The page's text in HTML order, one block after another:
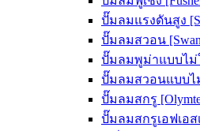
ปั๊มลมแรงดันสูง
ปั๊มลมสวอน
ปั๊มลมพูม่าแบบไม่
ปั๊มลมสวอนแบบไ
ปั๊มลมสกรู
ปั๊มลมสกรูเอฟเอส